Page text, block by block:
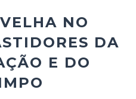
NO
DA
E DO